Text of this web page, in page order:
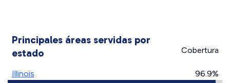
Principales áreas servidas por
estado
Cobertura
Illinois 96.9%